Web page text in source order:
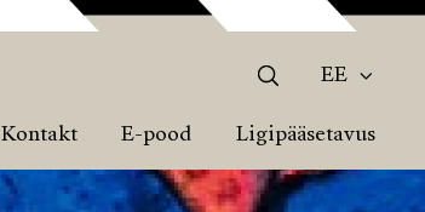
EE
Kontakt E-pood Ligipääsetavus